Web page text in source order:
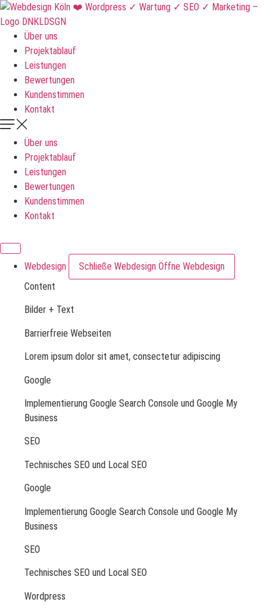
Zum
Inhalt
springenÜber uns
Projektablauf
Leistungen
Bewertungen
Kundenstimmen
Kontakt
Über uns
Projektablauf
Leistungen
Bewertungen
Kundenstimmen
Kontakt
Webdesign Schließe Webdesign Öffne Webdesign
Content
Bilder + Text
Barrierfreie Webseiten
Lorem ipsum dolor sit amet, consectetur adipiscing
Google
Implementierung Google Search Console und Google My
Business
SEO
Technisches SEO und Local SEO
Google
Implementierung Google Search Console und Google My
Business
SEO
Technisches SEO und Local SEO
Wordpress